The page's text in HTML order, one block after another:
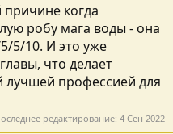
когда
робу мага воды - она
5/10. И это уже
что делает
лучшей профессией для
редактирование: 4 Сен 2022